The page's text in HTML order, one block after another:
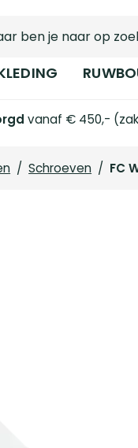
vanaf € 450,-
/ Schroeven / FC